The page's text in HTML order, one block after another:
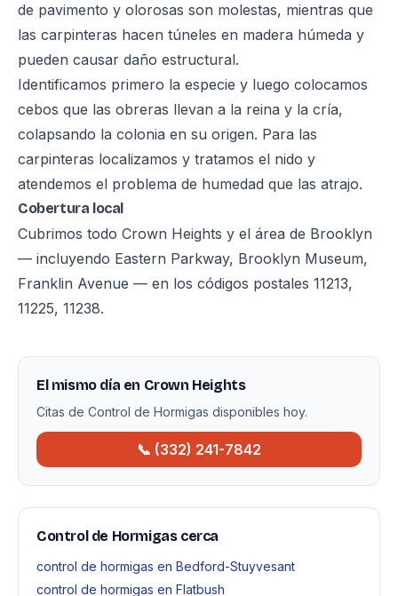
de pavimento y olorosas son molestas, mientras que
las carpinteras hacen túneles en madera húmeda y
pueden causar daño estructural.
Identificamos primero la especie y luego colocamos
cebos que las obreras llevan a la reina y la cría,
colapsando la colonia en su origen. Para las
carpinteras localizamos y tratamos el nido y
atendemos el problema de humedad que las atrajo.
Cobertura local
Cubrimos todo Crown Heights y el área de Brooklyn
— incluyendo Eastern Parkway, Brooklyn Museum,
Franklin Avenue — en los códigos postales 11213,
11225, 11238.
El mismo día en Crown Heights
Citas de Control de Hormigas disponibles hoy.
📞 (332) 241-7842
Control de Hormigas cerca
control de hormigas en Bedford-Stuyvesant
control de hormigas en Flatbush